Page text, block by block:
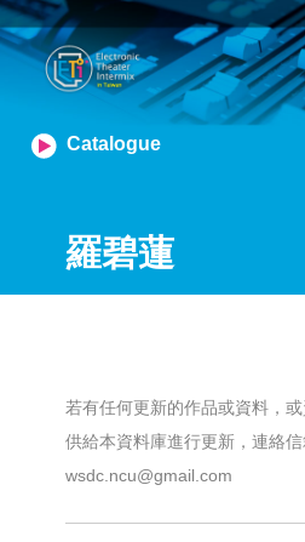
Catalogue
羅碧蓮
若有任何更新的作品或資料，
供給本資料庫進行更新，連絡信
wsdc.ncu@gmail.com